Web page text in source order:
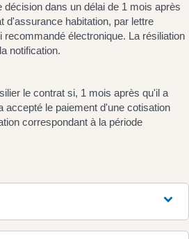
décision dans un délai de 1 mois après
d'assurance habitation, par lettre
électronique. La résiliation
notification.
le contrat si, 1 mois après qu'il a
accepté le paiement d'une cotisation
correspondant à la période